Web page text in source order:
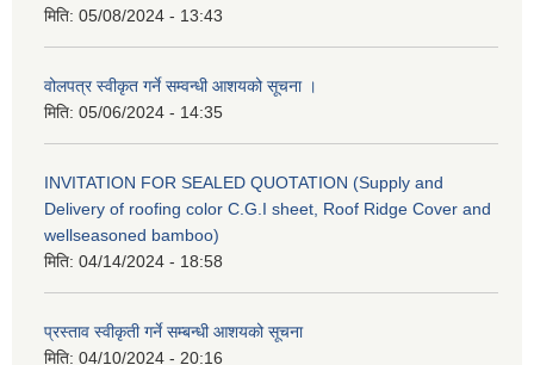
मिति: 05/08/2024 - 13:43
वोलपत्र स्वीकृत गर्ने सम्वन्धी आशयको सूचना ।
मिति: 05/06/2024 - 14:35
INVITATION FOR SEALED QUOTATION (Supply and
Delivery of roofing color C.G.I sheet, Roof Ridge Cover and
wellseasoned bamboo)
मिति: 04/14/2024 - 18:58
प्रस्ताव स्वीकृती गर्ने सम्बन्धी आशयको सूचना
मिति: 04/10/2024 - 20:16